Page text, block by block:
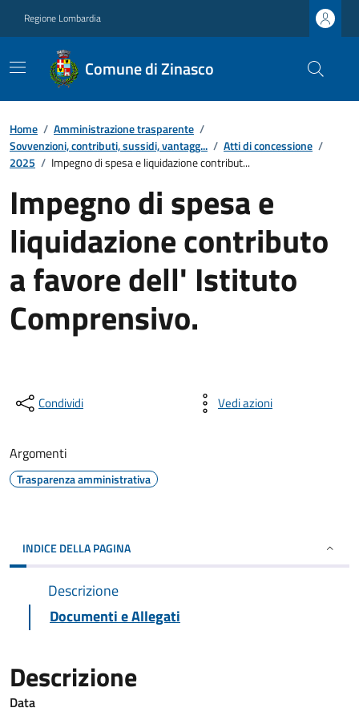
Regione Lombardia
Comune di Zinasco
Home / Amministrazione trasparente /
Sovvenzioni, contributi, sussidi, vantagg... / Atti di concessione /
2025 / Impegno di spesa e liquidazione contribut...
Impegno di spesa e
liquidazione contributo
a favore dell' Istituto
Comprensivo.
Condividi Vedi azioni
Argomenti
Trasparenza amministrativa
INDICE DELLA PAGINA
Descrizione
Documenti e Allegati
Descrizione
Data